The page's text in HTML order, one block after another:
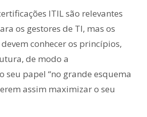
ITIL são relevantes
os gestores de TI, mas os
conhecer os princípios,
de modo a
seu papel “no grande esquema
assim maximizar o seu